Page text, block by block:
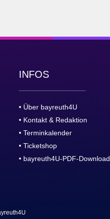
INFOS
• Über bayreuth4U
• Kontakt & Redaktion
• Terminkalender
• Ticketshop
• bayreuth4U-PDF-Download